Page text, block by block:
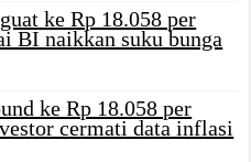
ke Rp 18.058 per
BI naikkan suku bunga
ke Rp 18.058 per
cermati data inflasi